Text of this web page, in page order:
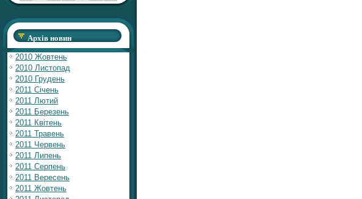
Архів новин
2010 Жовтень
2010 Листопад
2010 Грудень
2011 Січень
2011 Лютий
2011 Березень
2011 Квітень
2011 Травень
2011 Червень
2011 Липень
2011 Серпень
2011 Вересень
2011 Жовтень